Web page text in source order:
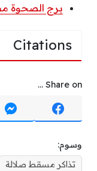
برج الصحوة
Citations
Share on ...
وسوم:
تذاكر مسقط صلالة